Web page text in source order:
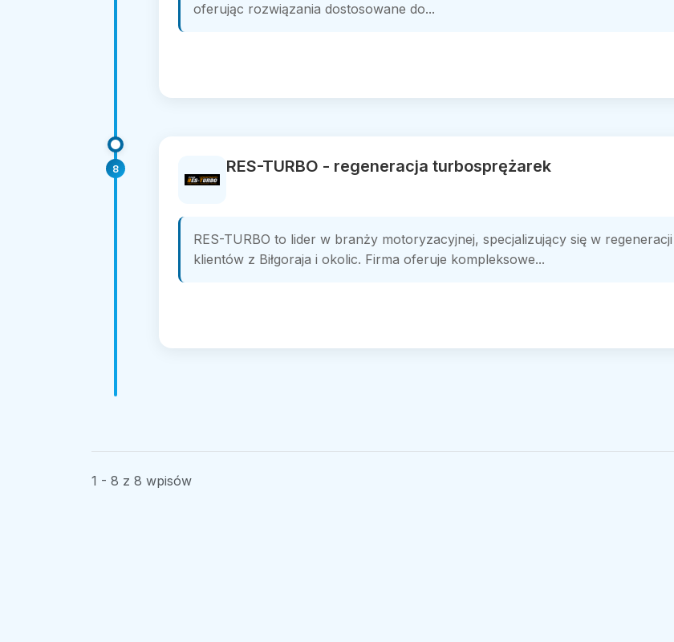
oferując rozwiązania dostosowane do...
8 RES-TURBO - regeneracja turbosprężarek
RES-TURBO to lider w branży motoryzacyjnej, specjalizujący się w
klientów z Biłgoraja i okolic. Firma oferuje kompleksowe...
1 - 8 z 8 wpisów